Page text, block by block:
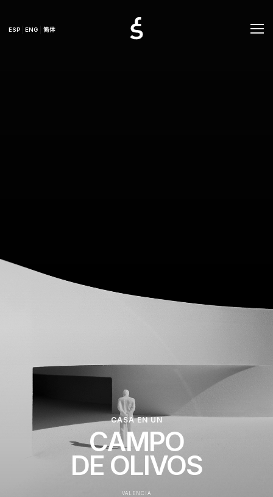
ESP ENG 简体
CASA EN UN
CAMPO
DE OLIVOS
VALENCIA